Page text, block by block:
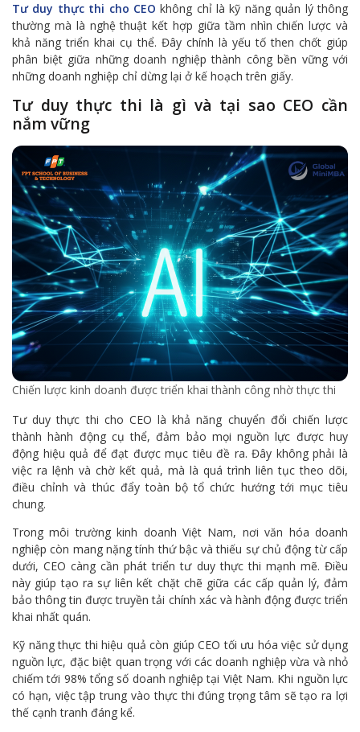
Tư duy thực thi cho CEO không chỉ là kỹ năng quản lý thông
thường mà là nghệ thuật kết hợp giữa tầm nhìn chiến lược và
khả năng triển khai cụ thể. Đây chính là yếu tố then chốt giúp
phân biệt giữa những doanh nghiệp thành công bền vững với
những doanh nghiệp chỉ dừng lại ở kế hoạch trên giấy.
Tư duy thực thi là gì và tại sao CEO cần
nắm vững
Chiến lược kinh doanh được triển khai thành công nhờ thực thi
Tư duy thực thi cho CEO là khả năng chuyển đổi chiến lược
thành hành động cụ thể, đảm bảo mọi nguồn lực được huy
động hiệu quả để đạt được mục tiêu đề ra. Đây không phải là
việc ra lệnh và chờ kết quả, mà là quá trình liên tục theo dõi,
điều chỉnh và thúc đẩy toàn bộ tổ chức hướng tới mục tiêu
chung.
Trong môi trường kinh doanh Việt Nam, nơi văn hóa doanh
nghiệp còn mang nặng tính thứ bậc và thiếu sự chủ động từ cấp
dưới, CEO càng cần phát triển tư duy thực thi mạnh mẽ. Điều
này giúp tạo ra sự liên kết chặt chẽ giữa các cấp quản lý, đảm
bảo thông tin được truyền tải chính xác và hành động được triển
khai nhất quán.
Kỹ năng thực thi hiệu quả còn giúp CEO tối ưu hóa việc sử dụng
nguồn lực, đặc biệt quan trọng với các doanh nghiệp vừa và nhỏ
chiếm tới 98% tổng số doanh nghiệp tại Việt Nam. Khi nguồn lực
có hạn, việc tập trung vào thực thi đúng trọng tâm sẽ tạo ra lợi
thế cạnh tranh đáng kể.